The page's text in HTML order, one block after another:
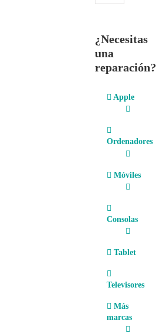
¿Necesitas
una
reparación?
Apple
Ordenadores
Móviles
Consolas
Tablet
Televisores
Más
marcas